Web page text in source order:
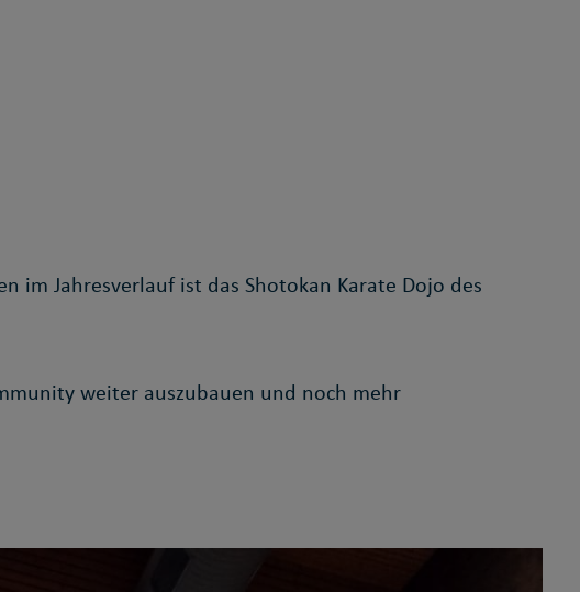
im Jahresverlauf ist das Shotokan Karate Dojo des
weiter auszubauen und noch mehr